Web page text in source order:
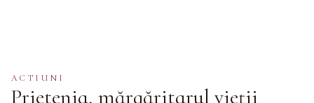
ACTIUNI
Prietenia, mărgăritarul vieții